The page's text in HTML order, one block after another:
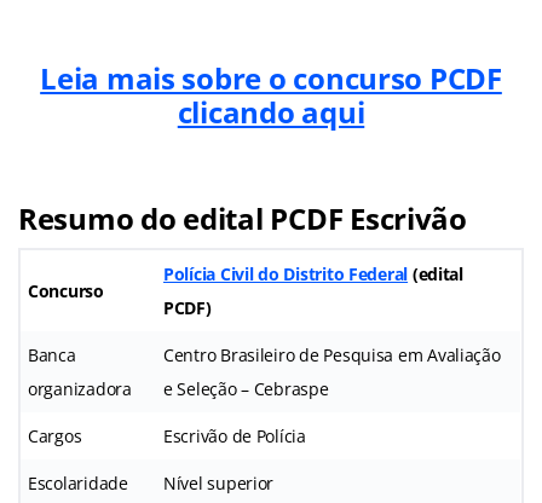
Leia mais sobre o concurso PCDF
clicando aqui
Resumo do edital PCDF Escrivão
Concurso
Polícia Civil do Distrito Federal (edital
PCDF)
Banca
organizadora
Centro Brasileiro de Pesquisa em Avaliação
e Seleção – Cebraspe
Cargos Escrivão de Polícia
Escolaridade Nível superior